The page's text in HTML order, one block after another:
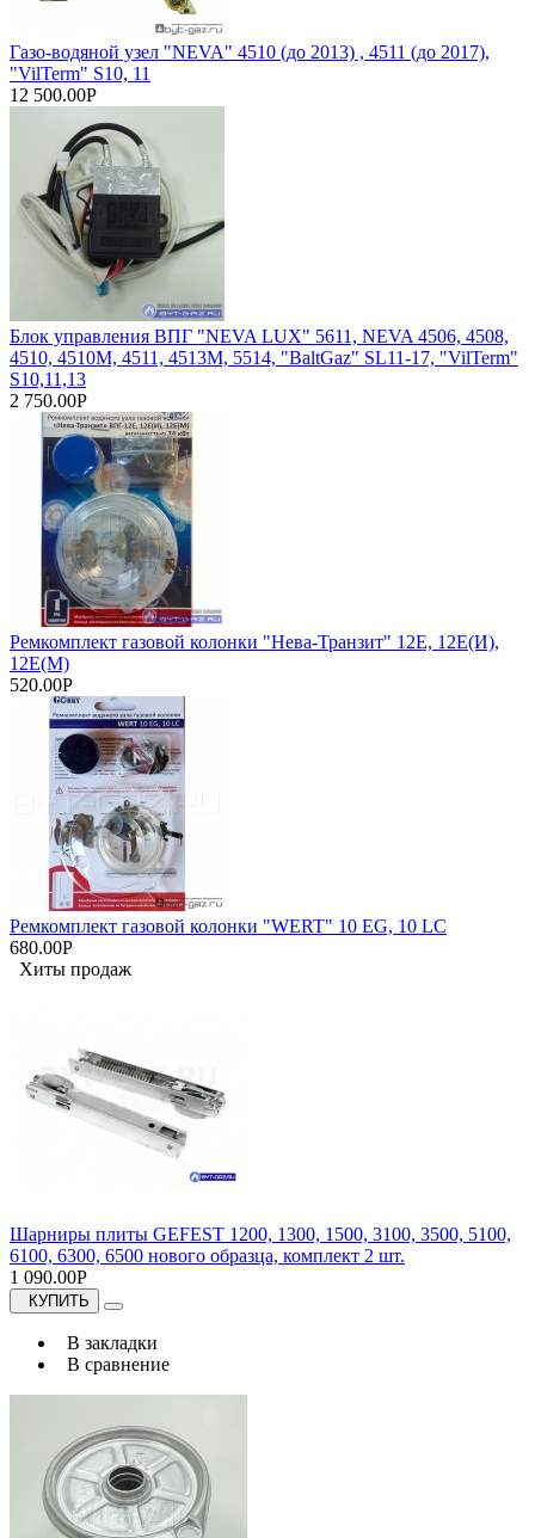
Газо-водяной узел "NEVA" 4510 (до 2013) , 4511 (до 2017),
"VilTerm" S10, 11
12 500.00Р
Блок управления ВПГ "NEVA LUX" 5611, NEVA 4506, 4508,
4510, 4510М, 4511, 4513М, 5514, "BaltGaz" SL11-17, "VilTerm"
S10,11,13
2 750.00Р
Ремкомплект газовой колонки "Нева-Транзит" 12Е, 12Е(И),
12Е(М)
520.00Р
Ремкомплект газовой колонки "WERT" 10 EG, 10 LC
680.00Р
Хиты продаж
Шарниры плиты GEFEST 1200, 1300, 1500, 3100, 3500, 5100,
6100, 6300, 6500 нового образца, комплект 2 шт.
1 090.00Р
КУПИТЬ
В закладки
В сравнение